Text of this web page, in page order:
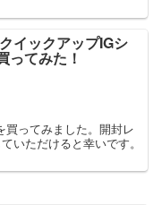
イックアップIGシ
ってみた！
買ってみました。開封レ
いただけると幸いです。